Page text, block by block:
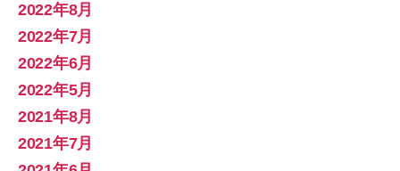
2022年8月
2022年7月
2022年6月
2022年5月
2021年8月
2021年7月